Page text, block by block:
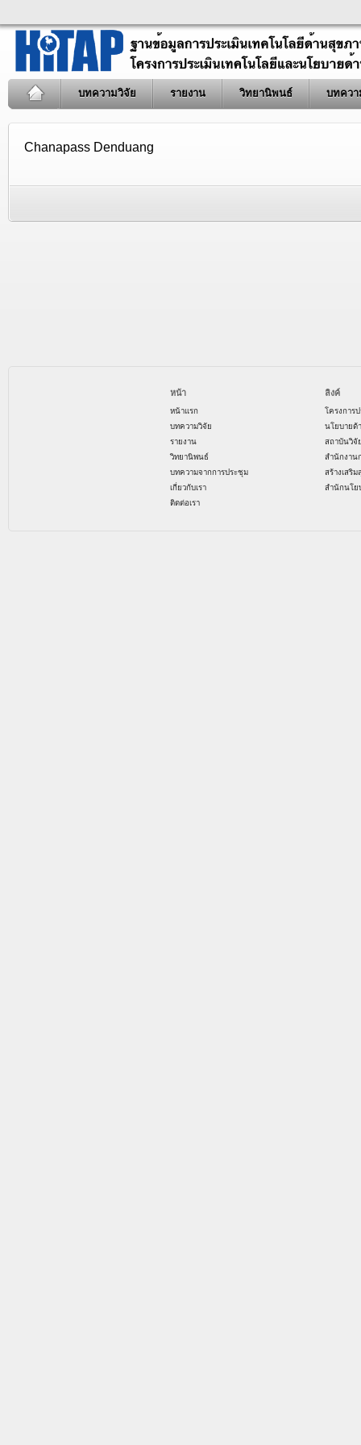
บทความวิจัย รายงาน วิทยานิพนธ์ บทควา
Chanapass Denduang
หน้า
หน้าแรก
บทความวิจัย
รายงาน
วิทยานิพนธ์
บทความจากการประชุม
เกี่ยวกับเรา
ติดต่อเรา
ลิงค์
โครงการ
นโยบายด้
สถาบันวิจั
สำนักงาน
สร้างเสริ
สำนักนโย